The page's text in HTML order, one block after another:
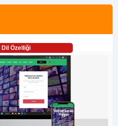
Dil Özelliği